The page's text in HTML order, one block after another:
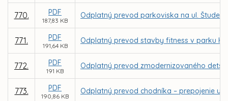
770. PDF
187,83 KB
Odplatný prevod parkoviska na ul.
771. PDF
191,64 KB
Odplatný prevod stavby fitness v parku
772. PDF
191 KB
Odplatný prevod zmodernizovaného
773. PDF
190,86 KB
Odplatný prevod chodníka – prepojenie